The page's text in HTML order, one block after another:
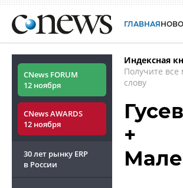
ГЛАВНАЯ
CNews FORUM
12 ноября
CNews AWARDS
12 ноября
30 лет рынку ERP
в России
Индексная
Получите
слову
+